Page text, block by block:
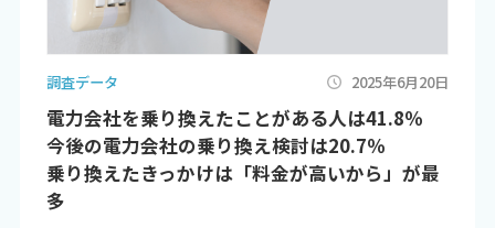
調査データ 2025年6月20日
電力会社を乗り換えたことがある人は41.8％
今後の電力会社の乗り換え検討は20.7％
乗り換えたきっかけは「料金が高いから」が最
多